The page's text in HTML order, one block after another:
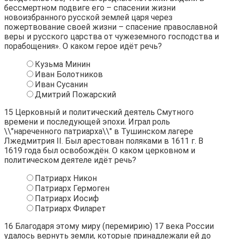
бессмертном подвиге его – спасении жизни
новоизбранного русской землей царя через
пожертвование своей жизни – спасение православной
веры и русского царства от чужеземного господства и
порабощения». О каком герое идёт речь?
Кузьма Минин
Иван Болотников
Иван Сусанин
Дмитрий Пожарский
15 Церковный и политический деятель Смутного
времени и последующей эпохи. Играл роль
\\"нареченного патриарха\\" в Тушинском лагере
Лжедмитрия II. Был арестован поляками в 1611 г. В
1619 года был освобождён. О каком церковном и
политическом деятеле идёт речь?
Патриарх Никон
Патриарх Гермоген
Патриарх Иосиф
Патриарх Филарет
16 Благодаря этому миру (перемирию) 17 века России
удалось вернуть земли, которые принадлежали ей до